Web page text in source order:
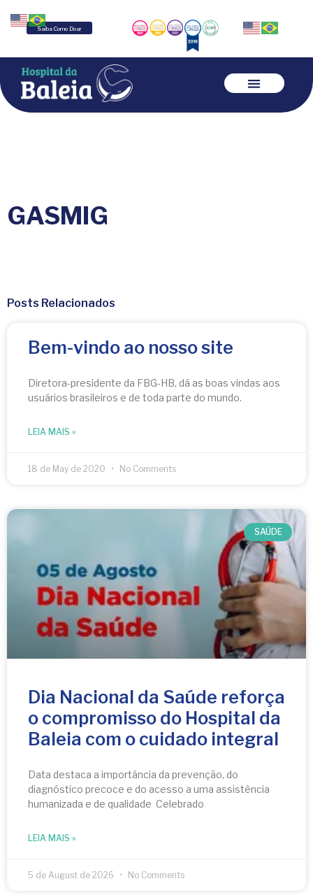
Saiba Como Doar
GASMIG
Posts Relacionados
Bem-vindo ao nosso site
Diretora-presidente da FBG-HB, dá as boas vindas aos
usuários brasileiros e de toda parte do mundo.
LEIA MAIS »
18 de May de 2020 No Comments
SAÚDE
Dia Nacional da Saúde reforça
o compromisso do Hospital da
Baleia com o cuidado integral
Data destaca a importância da prevenção, do
diagnóstico precoce e do acesso a uma assistência
humanizada e de qualidade Celebrado
LEIA MAIS »
5 de August de 2026 No Comments